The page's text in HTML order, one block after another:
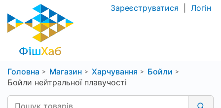
Зареєструватися Логін
Головна Магазин Харчування
Бойли
Бойли нейтральної плавучості